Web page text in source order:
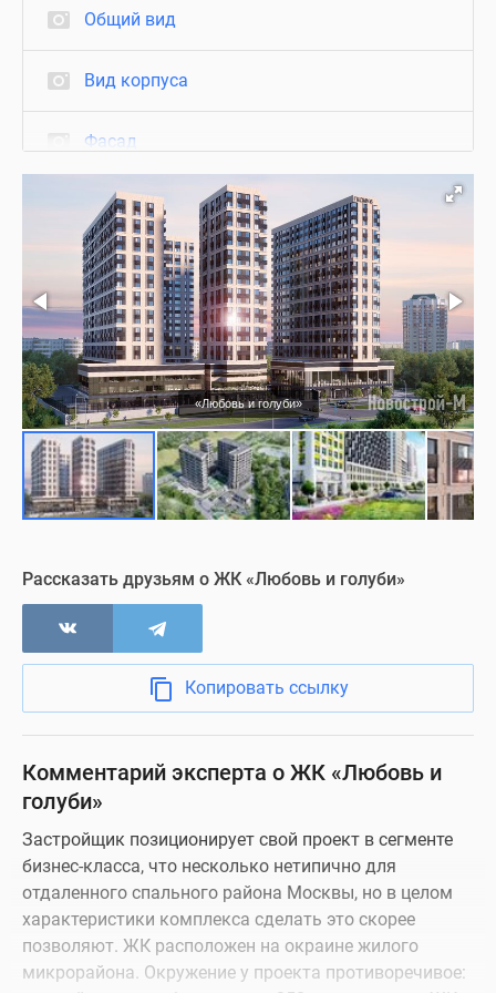
«Любовь и голуби»
Общий вид
Вид корпуса
Фасад
Вид из окон
Благоустройство
Подъезд
Квартиры с отделкой
Съемки с воздуха
Офис продаж
Рассказать друзьям о ЖК «Любовь и голуби»
Копировать ссылку
Комментарий эксперта о ЖК «Любовь и
голуби»
Застройщик позиционирует свой проект в сегменте
бизнес-класса, что несколько нетипично для
отдаленного спального района Москвы, но в целом
характеристики комплекса сделать это скорее
позволяют. ЖК расположен на окраине жилого
микрорайона. Окружение у проекта противоречивое: